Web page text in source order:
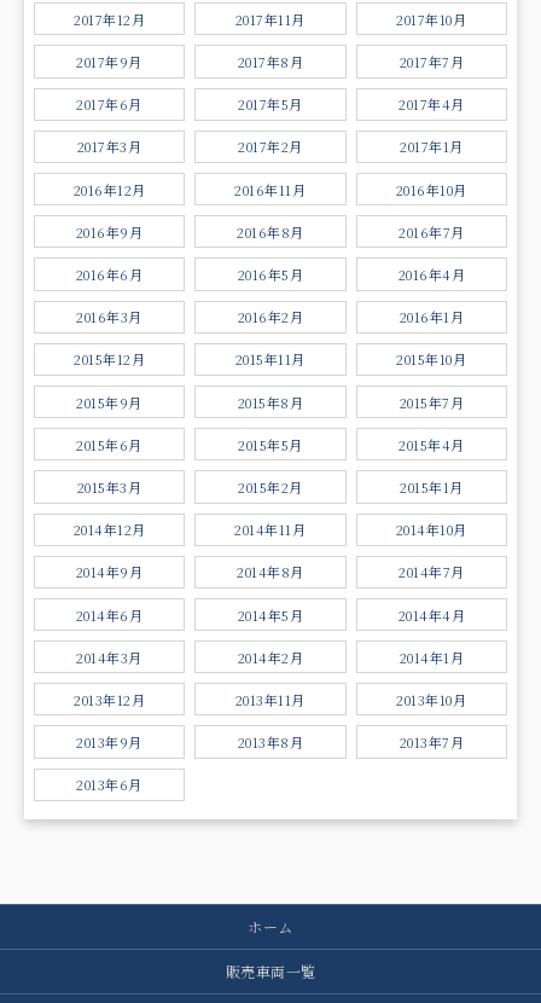
2017年12月 2017年11月 2017年10月
2017年9月 2017年8月 2017年7月
2017年6月 2017年5月 2017年4月
2017年3月 2017年2月 2017年1月
2016年12月 2016年11月 2016年10月
2016年9月 2016年8月 2016年7月
2016年6月 2016年5月 2016年4月
2016年3月 2016年2月 2016年1月
2015年12月 2015年11月 2015年10月
2015年9月 2015年8月 2015年7月
2015年6月 2015年5月 2015年4月
2015年3月 2015年2月 2015年1月
2014年12月 2014年11月 2014年10月
2014年9月 2014年8月 2014年7月
2014年6月 2014年5月 2014年4月
2014年3月 2014年2月 2014年1月
2013年12月 2013年11月 2013年10月
2013年9月 2013年8月 2013年7月
2013年6月
ホーム
販売車両一覧